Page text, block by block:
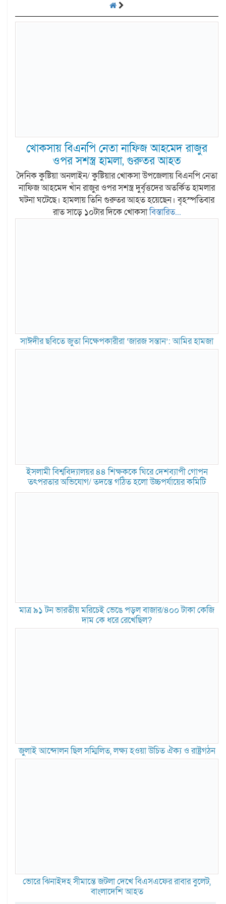
খোকসায় বিএনপি নেতা নাফিজ আহমেদ রাজুর
ওপর সশস্ত্র হামলা, গুরুতর আহত
দৈনিক কুষ্টিয়া অনলাইন/ কুষ্টিয়ার খোকসা উপজেলায় বিএনপি নেতা
নাফিজ আহমেদ খাঁন রাজুর ওপর সশস্ত্র দুর্বৃত্তদের অতর্কিত হামলার
ঘটনা ঘটেছে। হামলায় তিনি গুরুতর আহত হয়েছেন। বৃহস্পতিবার
রাত সাড়ে ১০টার দিকে খোকসাবিস্তারিত...
সাঈদীর ছবিতে জুতা নিক্ষেপকারীরা ‘জারজ সন্তান’: আমির হামজা
ইসলামী বিশ্ববিদ্যালয়র ৪৪ শিক্ষককে ঘিরে দেশব্যাপী গোপন
তৎপরতার অভিযোগ/ তদন্তে গঠিত হলো উচ্চপর্যায়ের কমিটি
মাত্র ৯১ টন ভারতীয় মরিচেই ভেঙে পড়ল বাজার/৪০০ টাকা কেজি
দাম কে ধরে রেখেছিল?
জুলাই আন্দোলন ছিল সম্মিলিত, লক্ষ্য হওয়া উচিত ঐক্য ও রাষ্ট্রগঠন
ভোরে ঝিনাইদহ সীমান্তে জটলা দেখে বিএসএফের রাবার বুলেট,
বাংলাদেশি আহত